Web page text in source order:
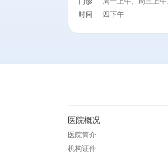
时间
四下午
医院概况
医院简介
机构证件